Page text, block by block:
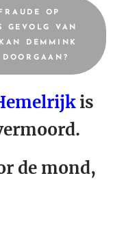
OP
GEVOLG VAN
DEMMINK
is
de mond,